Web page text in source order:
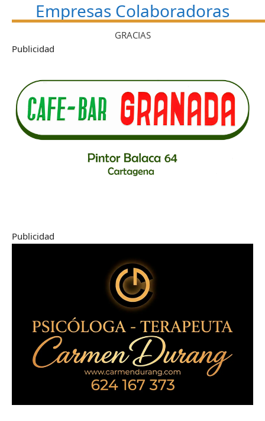
Empresas Colaboradoras
GRACIAS
Publicidad
Publicidad